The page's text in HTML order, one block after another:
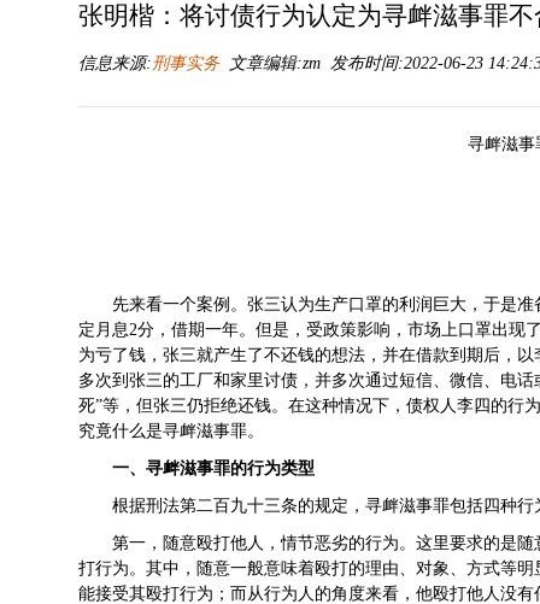
张明楷：将讨债行为认定为寻衅滋事罪不
信息来源:刑事实务文章编辑:zm 发布时间:2022-06-23
寻衅滋事
先来看一个案例。张三认为生产口罩的利润巨大，于是
定月息2分，借期一年。但是，受政策影响，市场上口罩出
为亏了钱，张三就产生了不还钱的想法，并在借款到期后，
多次到张三的工厂和家里讨债，并多次通过短信、微信、电
死”等，但张三仍拒绝还钱。在这种情况下，债权人李四的行
究竟什么是寻衅滋事罪。
一、寻衅滋事罪的行为类型
根据刑法第二百九十三条的规定，寻衅滋事罪包括四种行
第一，随意殴打他人，情节恶劣的行为。这里要求的是
打行为。其中，随意一般意味着殴打的理由、对象、方式等
能接受其殴打行为；而从行为人的角度来看，他殴打他人没